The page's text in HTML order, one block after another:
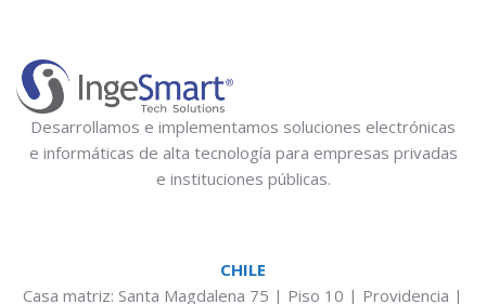
Desarrollamos e implementamos soluciones electrónicas
e informáticas de alta tecnología para empresas privadas
e instituciones públicas.
CHILE
Casa matriz: Santa Magdalena 75 | Piso 10 | Providencia |